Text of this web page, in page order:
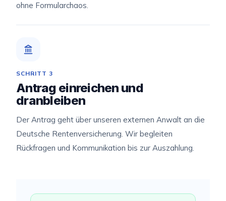
ohne Formularchaos.
SCHRITT 3
Antrag einreichen und
dranbleiben
Der Antrag geht über unseren externen Anwalt an die
Deutsche Rentenversicherung. Wir begleiten
Rückfragen und Kommunikation bis zur Auszahlung.